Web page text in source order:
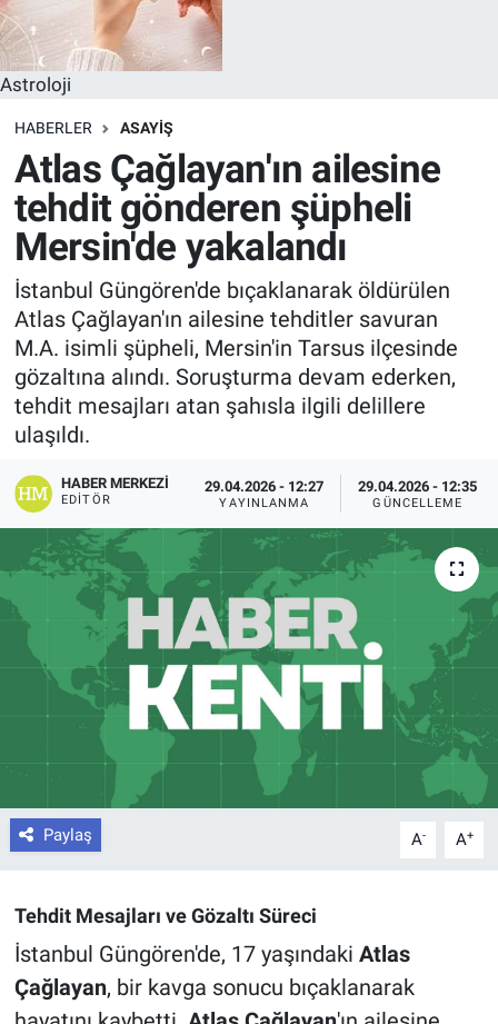
Astroloji
HABERLER ASAYIŞ
Atlas Çağlayan'ın ailesine
tehdit gönderen şüpheli
Mersin'de yakalandı
İstanbul Güngören'de bıçaklanarak öldürülen
Atlas Çağlayan'ın ailesine tehditler savuran
M.A. isimli şüpheli, Mersin'in Tarsus ilçesinde
gözaltına alındı. Soruşturma devam ederken,
tehdit mesajları atan şahısla ilgili delillere
ulaşıldı.
HABER MERKEZI
EDITÖR
29.04.2026 - 12:27
YAYINLANMA
29.04.2026 - 12:35
GÜNCELLEME
Paylaş A- A+
Tehdit Mesajları ve Gözaltı Süreci
İstanbul Güngören'de, 17 yaşındaki Atlas
Çağlayan, bir kavga sonucu bıçaklanarak